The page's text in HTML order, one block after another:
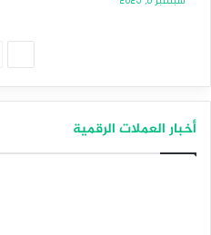
أخبار العملات الرقمية